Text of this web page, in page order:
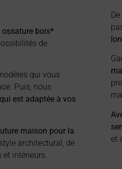
bois*
de
qui vous
Puis, nous
est adaptée à vos
maison pour la
architectural, de
intérieurs.
et